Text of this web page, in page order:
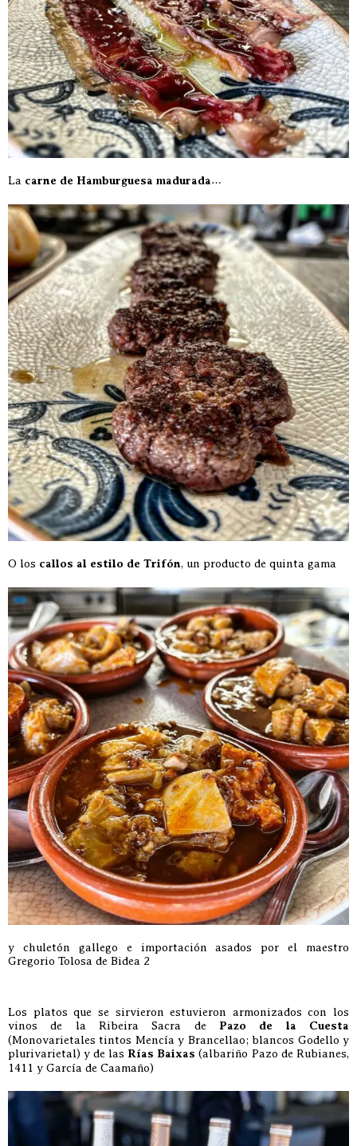
La carne de Hamburguesa madurada…
O los callos al estilo de Trifón, un producto de quinta gama
y chuletón gallego e importación asados por el maestro
Gregorio Tolosa de Bidea 2
Los platos que se sirvieron estuvieron armonizados con los
vinos de la Ribeira Sacra de Pazo de la Cuesta
(Monovarietales tintos Mencía y Brancellao; blancos Godello y
plurivarietal) y de las Rías Baixas (albariño Pazo de Rubianes,
1411 y García de Caamaño)